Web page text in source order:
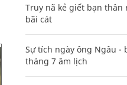
Truy nã kẻ giết bạn
bãi cát
Sự tích ngày ông Ngâu -
tháng 7 âm lịch